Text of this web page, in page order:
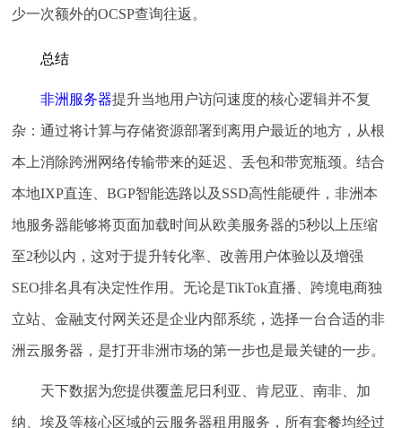
少一次额外的OCSP查询往返。
总结
非洲服务器提升当地用户访问速度的核心逻辑并不复
杂：通过将计算与存储资源部署到离用户最近的地方，从根
本上消除跨洲网络传输带来的延迟、丢包和带宽瓶颈。结合
本地IXP直连、BGP智能选路以及SSD高性能硬件，非洲本
地服务器能够将页面加载时间从欧美服务器的5秒以上压缩
至2秒以内，这对于提升转化率、改善用户体验以及增强
SEO排名具有决定性作用。无论是TikTok直播、跨境电商独
立站、金融支付网关还是企业内部系统，选择一台合适的非
洲云服务器，是打开非洲市场的第一步也是最关键的一步。
天下数据为您提供覆盖尼日利亚、肯尼亚、南非、加
纳、埃及等核心区域的云服务器租用服务，所有套餐均经过